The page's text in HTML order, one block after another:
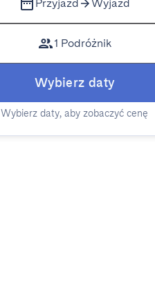
Przyjazd Wyjazd
1 Podróżnik
Wybierz daty
Wybierz daty, aby zobaczyć cenę